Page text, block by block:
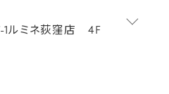
1ルミネ荻窪店 4F